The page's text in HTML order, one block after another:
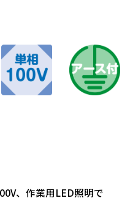
、作業用LED照明で